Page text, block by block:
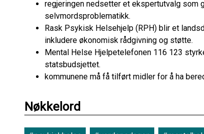
regjeringen nedsetter et ekspertutvalg som
selvmordsproblematikk.
Rask Psykisk Helsehjelp (RPH) blir et
inkludere økonomisk rådgivning og støtte.
Mental Helse Hjelpetelefonen 116 123
statsbudsjettet.
kommunene må få tilført midler for å ha
Nøkkelord